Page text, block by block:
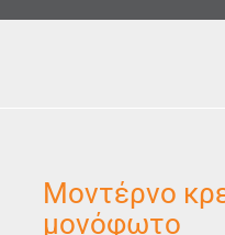
Μοντέρνο
μονόφωτο